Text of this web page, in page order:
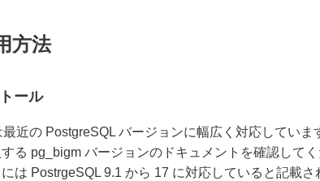
方法
ール
近の PostgreSQL バージョンに幅広く対応してい
る pg_bigm バージョンのドキュメントを確認してく
には PostrgeSQL 9.1 から 17 に対応していると記載さ